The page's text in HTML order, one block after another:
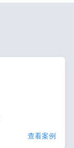
查看案例